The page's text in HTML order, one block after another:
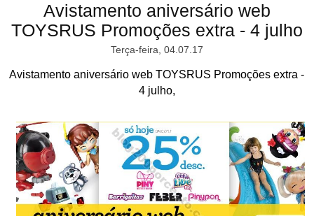
Avistamento aniversário web
TOYSRUS Promoções extra - 4 julho
Terça-feira, 04.07.17
Avistamento aniversário web TOYSRUS Promoções extra -
4 julho,